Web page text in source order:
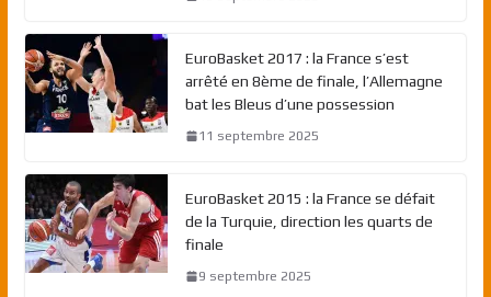
EuroBasket 2017 : la France s’est
arrêté en 8ème de finale, l’Allemagne
bat les Bleus d’une possession
11 septembre 2025
EuroBasket 2015 : la France se défait
de la Turquie, direction les quarts de
finale
9 septembre 2025